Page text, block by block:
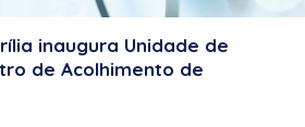
inaugura Unidade de
de Acolhimento de